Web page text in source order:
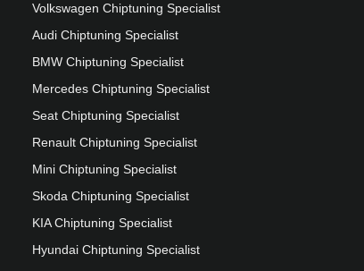
Volkswagen Chiptuning Specialist
Audi Chiptuning Specialist
BMW Chiptuning Specialist
Mercedes Chiptuning Specialist
Seat Chiptuning Specialist
Renault Chiptuning Specialist
Mini Chiptuning Specialist
Skoda Chiptuning Specialist
KIA Chiptuning Specialist
Hyundai Chiptuning Specialist